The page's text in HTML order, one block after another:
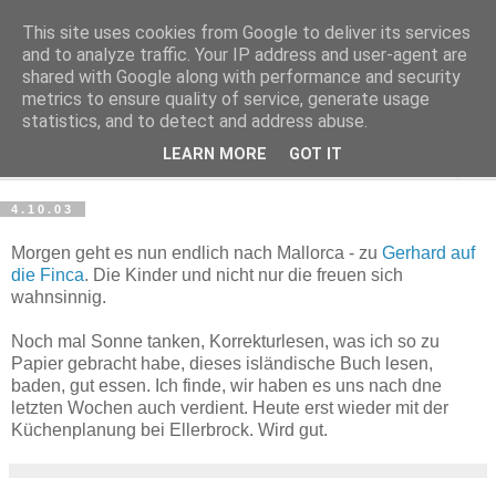
Haltungsturnen
Niveau sieht nur von unten aus wie Arroganz.
4.10.03
Morgen geht es nun endlich nach Mallorca - zu Gerhard auf
die Finca. Die Kinder und nicht nur die freuen sich
wahnsinnig.
Noch mal Sonne tanken, Korrekturlesen, was ich so zu
Papier gebracht habe, dieses isländische Buch lesen,
baden, gut essen. Ich finde, wir haben es uns nach dne
letzten Wochen auch verdient. Heute erst wieder mit der
Küchenplanung bei Ellerbrock. Wird gut.
This site uses cookies from Google to deliver its services
and to analyze traffic. Your IP address and user-agent are
shared with Google along with performance and security
metrics to ensure quality of service, generate usage
statistics, and to detect and address abuse.
LEARN MORE GOT IT